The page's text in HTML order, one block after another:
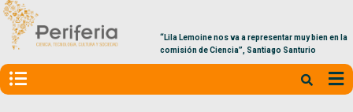
“Lila Lemoine nos va a representar muy bien en la
comisión de Ciencia”, Santiago Santurio